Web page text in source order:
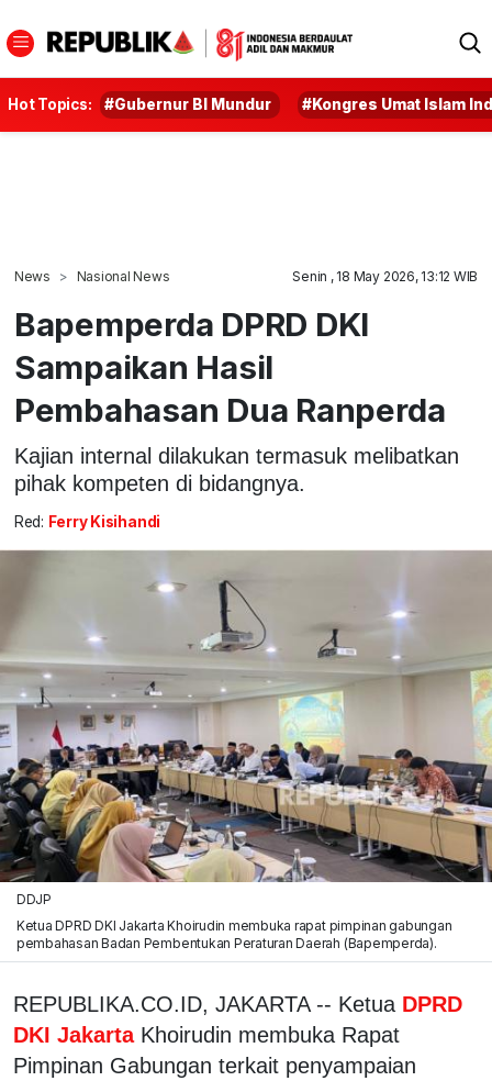
Hot Topics: #Gubernur BI Mundur #Kongres Umat Islam
News Nasional News Senin , 18 May 2026, 13:12 WIB
Bapemperda DPRD DKI
Sampaikan Hasil
Pembahasan Dua Ranperda
Kajian internal dilakukan termasuk melibatkan
pihak kompeten di bidangnya.
Red: Ferry Kisihandi
DDJP
Ketua DPRD DKI Jakarta Khoirudin membuka rapat pimpinan gabungan
pembahasan Badan Pembentukan Peraturan Daerah (Bapemperda).
REPUBLIKA.CO.ID, JAKARTA -- Ketua DPRD
DKI Jakarta Khoirudin membuka Rapat
Pimpinan Gabungan terkait penyampaian